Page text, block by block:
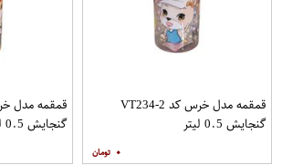
قمقمه مدل خرس کد VT234-2
گنجایش 0.5 لیتر
۰
گنجایش 0.5 لیتر